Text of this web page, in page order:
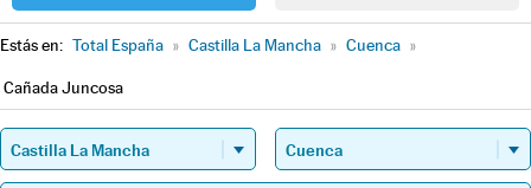
Estás en: Total España » Castilla La Mancha » Cuenca »
Cañada Juncosa